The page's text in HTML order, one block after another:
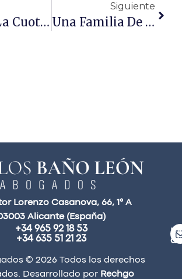
¿Qué Es La Cuota De Participación En Una Comunidad De Propietarios?
Siguiente
Una Familia De Alicante Exige 2,3 Millones De Euros A Sanidad Por Negligencia Médica
Lorenzo Casanova, 66, 1° A
Alicante (España)
+34 965 92 18 53
+34 635 51 21 23
© 2026 Todos los derechos
Desarrollado por Rechgo